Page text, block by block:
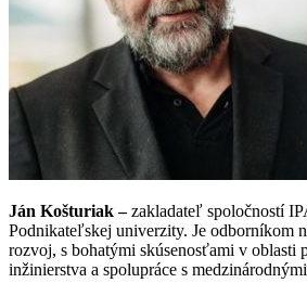
Ján Košturiak –zakladateľ spoločností
Podnikateľskej univerzity. Je odborníkom
rozvoj, s bohatými skúsenosťami v oblasti
inžinierstva a spolupráce s